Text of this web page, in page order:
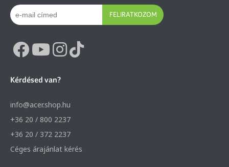
FELIRATKOZOM
Kérdésed van?
info@acer.shop.hu
+36 20 / 800 2237
+36 20 / 372 2237
Céges árajánlat kérés